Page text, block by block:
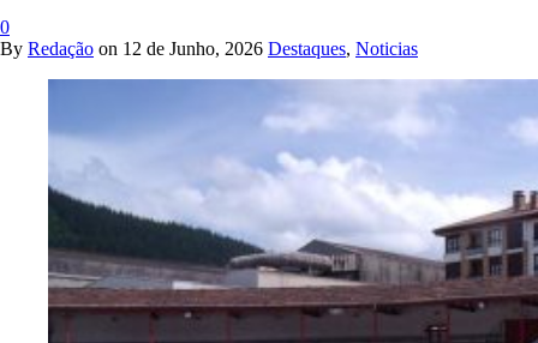
0
By Redação on 12 de Junho, 2026 Destaques, Noticias